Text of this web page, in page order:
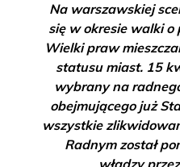
Na warszawskiej
się w okresie walki o
Wielki praw
statusu miast. 15
wybrany na
obejmującego już
wszystkie
Radnym został